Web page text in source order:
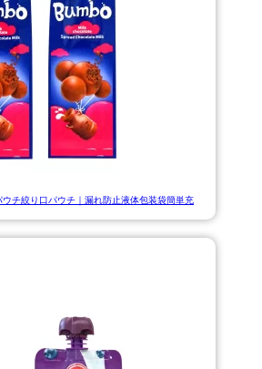
チ絞り口パウチ｜漏れ防止液体包装袋簡単充